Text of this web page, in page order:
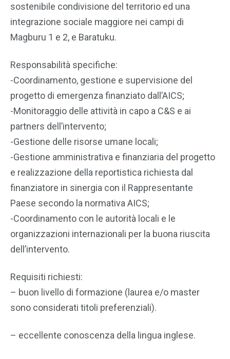
sostenibile condivisione del territorio ed una
integrazione sociale maggiore nei campi di
Magburu 1 e 2, e Baratuku.
Responsabilità specifiche:
-Coordinamento, gestione e supervisione del
progetto di emergenza finanziato dall’AICS;
-Monitoraggio delle attività in capo a C&S e ai
partners dell’intervento;
-Gestione delle risorse umane locali;
-Gestione amministrativa e finanziaria del progetto
e realizzazione della reportistica richiesta dal
finanziatore in sinergia con il Rappresentante
Paese secondo la normativa AICS;
-Coordinamento con le autorità locali e le
organizzazioni internazionali per la buona riuscita
dell’intervento.
Requisiti richiesti:
– buon livello di formazione (laurea e/o master
sono considerati titoli preferenziali).
– eccellente conoscenza della lingua inglese.